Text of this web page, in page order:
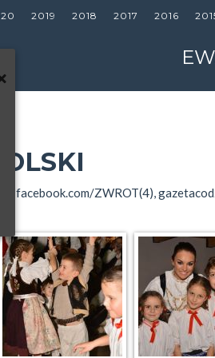
2019 2018 2017 2016
facebook.com/ZWROT(4),